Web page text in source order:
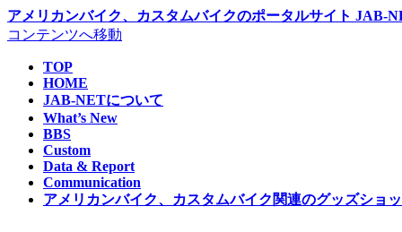
アメリカンバイク、カスタムバイクのポータルサイト JAB-
コンテンツへ移動
TOP
HOME
JAB-NETについて
What’s New
BBS
Custom
Data & Report
Communication
アメリカンバイク、カスタムバイク関連のグッズショ